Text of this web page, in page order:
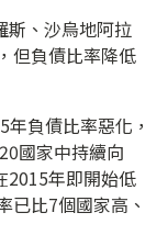
斯、沙烏地阿拉
但負債比率降低
負債比率惡化，
國家中持續向
2015年即開始低
已比7個國家高、